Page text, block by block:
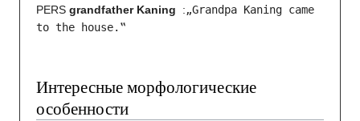
PERS grandfather Kaning :„Grandpa Kaning came
to the house.‟
Интересные морфологические
особенности